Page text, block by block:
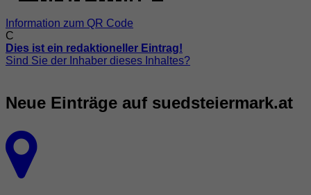
Information zum QR Code
C
Dies ist ein redaktioneller Eintrag!
Sind Sie der Inhaber dieses Inhaltes?
Neue Einträge auf suedsteiermark.at